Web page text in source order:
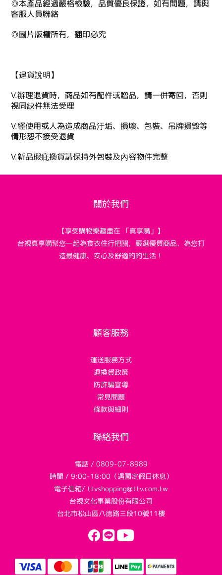
◎本產品經過嚴格檢驗，品質優良保證，如有問題，請與
客服人員聯絡
◎圖片版權所有，翻印必究
【退貨說明】
V.辦理退貨時，商品如有配件或贈品，請一併寄回，否則
視同缺件無法受理
V.經使用或人為造成商品汙垢、損壞、包裝、吊牌損毀等
情形恕不接受退貨
V.新品瑕疪換貨請保持外包裝及內容物件完整
關於我們
【享受購物樂趣盡在 「真享購」】
台視真享購幫您一起為食衣住行把關，嚴選優質商品，為您打
造最健康、安心及舒適的的生活！
顧客服務
運送服務方式
退換貨政策
防詐騙宣導
常見問題
條款與細則
聯絡我們
電話 / 0809-07-8989
時間 / 9:00-18:00（遇國定假日休息）
電子信箱/ ttvshopping@ttv.com.tw
台視文化事業股份有限公司
台北市松山區八德路三段10號11樓